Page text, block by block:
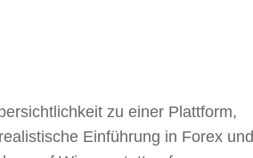
zu einer Plattform,
Einführung in Forex und